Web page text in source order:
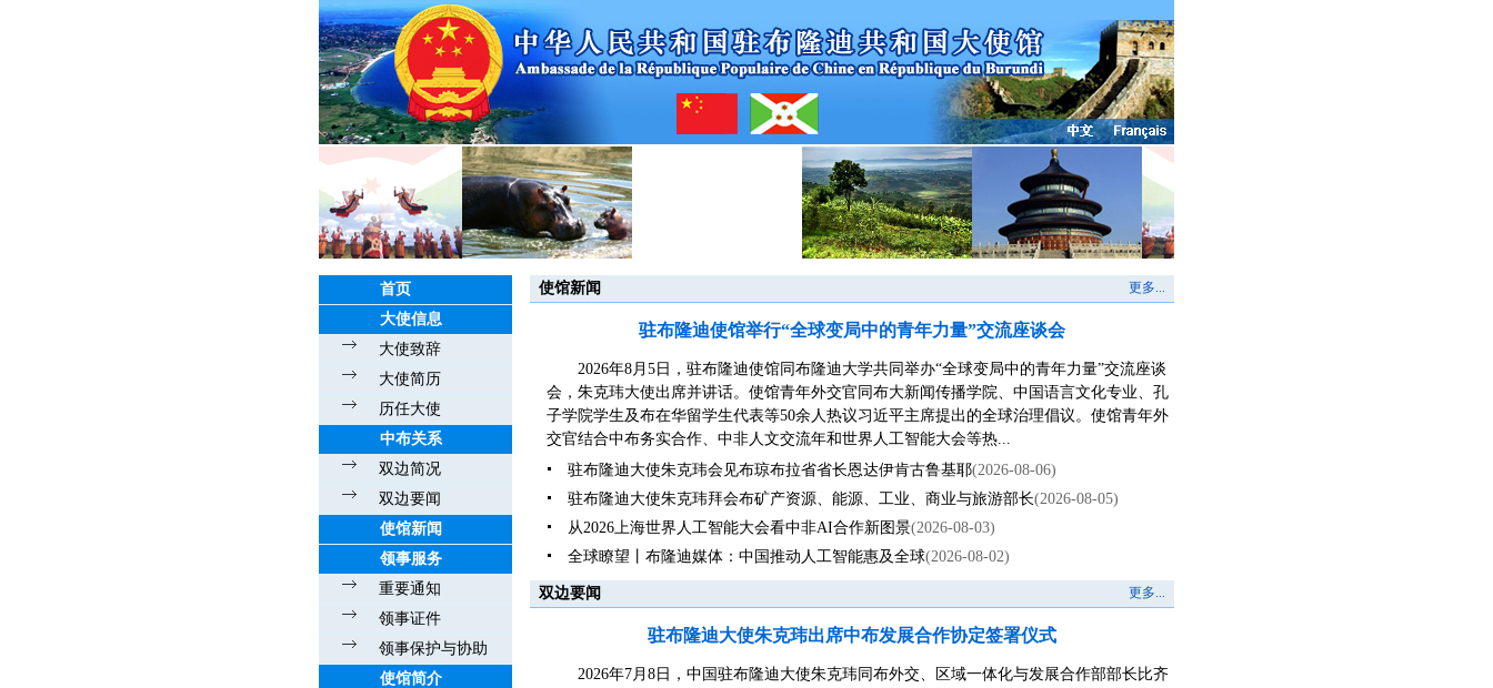
首页
大使信息
大使致辞
大使简历
历任大使
中布关系
双边简况
双边要闻
使馆新闻
领事服务
重要通知
领事证件
领事保护与协助
使馆简介
使馆新闻 更多...
驻布隆迪使馆举行“全球变局中的青年力量”交流座谈会
2026年8月5日，驻布隆迪使馆同布隆迪大学共同举办“全球变局中的青年力量”交流座谈
会，朱克玮大使出席并讲话。使馆青年外交官同布大新闻传播学院、中国语言文化专业、孔
子学院学生及布在华留学生代表等50余人热议习近平主席提出的全球治理倡议。使馆青年外
交官结合中布务实合作、中非人文交流年和世界人工智能大会等热...
驻布隆迪大使朱克玮会见布琼布拉省省长恩达伊肯古鲁基耶(2026-08-06)
驻布隆迪大使朱克玮拜会布矿产资源、能源、工业、商业与旅游部长(2026-08-05)
从2026上海世界人工智能大会看中非AI合作新图景(2026-08-03)
全球瞭望丨布隆迪媒体：中国推动人工智能惠及全球(2026-08-02)
双边要闻 更多...
驻布隆迪大使朱克玮出席中布发展合作协定签署仪式
2026年7月8日，中国驻布隆迪大使朱克玮同布外交、区域一体化与发展合作部部长比齐